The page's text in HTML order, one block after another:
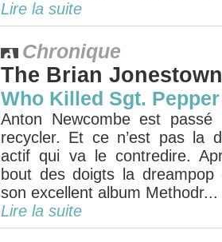
Lire la suite
Chronique
The Brian
Who Killed Sgt.
Anton Newcombe est passé
recycler. Et ce n’est pas la
actif qui va le contredire.
bout des doigts la
son excellent album Methodr...
Lire la suite